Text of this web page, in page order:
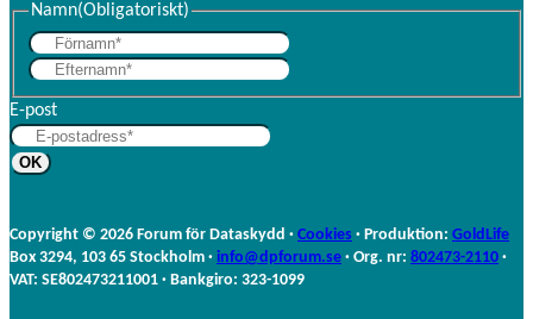
d
I
n
o
o
k
Namn(Obligatoriskt)
r
f
a
m
n
E-post
Copyright © 2026 Forum för Dataskydd · Cookies · Produktion: GoldLife
Box 3294, 103 65 Stockholm · info@dpforum.se · Org. nr: 802473-2110 ·
VAT: SE802473211001 · Bankgiro: 323-1099